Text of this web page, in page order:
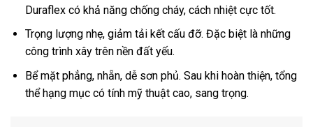
Duraflex có khả năng chống cháy, cách nhiệt cực tốt.
Trọng lượng nhẹ, giảm tải kết cấu đỡ. Đặc biệt là những
công trình xây trên nền đất yếu.
Bể mặt phẳng, nhẵn, dễ sơn phủ. Sau khi hoàn thiện, tổng
thể hạng mục có tính mỹ thuật cao, sang trọng.